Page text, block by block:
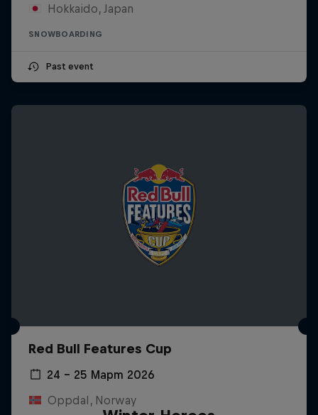
Hokkaido, Japan
SNOWBOARDING
Past event
Red Bull Features Cup
24 – 25 Март 2026
Oppdal, Norway